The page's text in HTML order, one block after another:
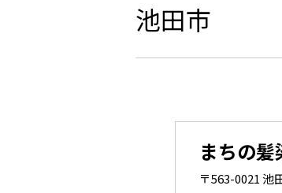
池田市
まちの
〒563-0021 池